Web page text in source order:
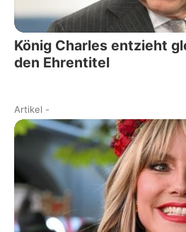
König Charles entzieht
den Ehrentitel
Artikel -